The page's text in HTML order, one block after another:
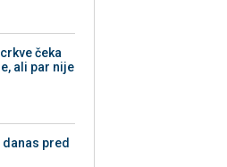
čeka
ali par nije
pred